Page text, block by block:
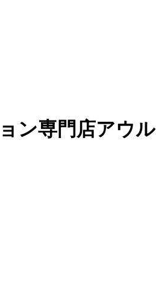
ン専門店アウル